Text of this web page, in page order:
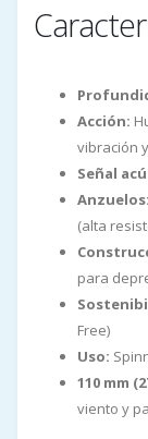
Acción:
vibración
Señal
Anzuelos:
(alta
para
Free)
Uso:
110 mm
viento y